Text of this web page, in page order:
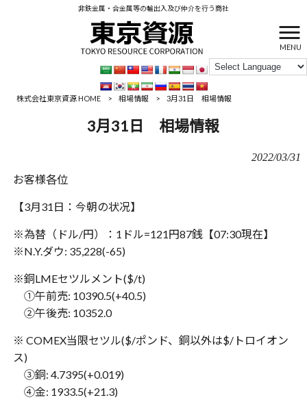
非鉄金属・合金属等の輸出入及び仲介を行う商社
MENU
株式会社東京資源 HOME > 相場情報 > 3月31日 相場情報
3月31日 相場情報
2022/03/31
お客様各位
【3月31日：‪今朝の状况】
※為替（ドル/円）：1ドル=121円87銭【‪‪07:30現在】
※N.Y.ダウ: 35,228(-65)
※銅LMEセツルメント($/t)
①午前売: 10390.5(+40.5)
②午後売: 10352.0
※ COMEX当限セツル($/ポンド、銅以外は$/トロイオン
ス)
③銅: 4.7395(+0.019)
④金: 1933.5(+21.3)